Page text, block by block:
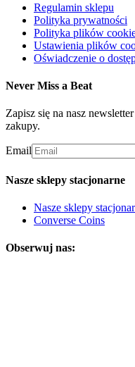
Regulamin sklepu
Polityka prywatności
Polityka plików
Ustawienia plików
Oświadczenie o
Never Miss a Beat
Zapisz się na nasz
zakupy.
Email
Nasze sklepy stacjonarne
Nasze sklepy
Converse Coins
Obserwuj nas: